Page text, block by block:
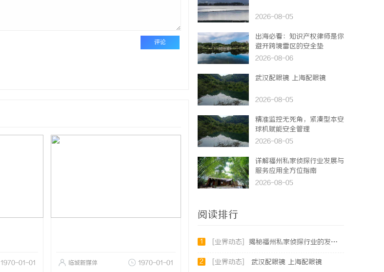
评论
1970-01-01 临城新媒体 1970-01-01
2026-08-05
出海必看：知识产权律师是你
避开跨境雷区的安全垫
2026-08-06
武汉配眼镜 上海配眼镜
2026-08-05
精准监控无死角，紧凑型本安
球机赋能安全管理
2026-08-05
详解福州私家侦探行业发展与
服务应用全方位指南
2026-08-05
阅读排行
1 [业界动态] 揭秘福州私家侦探行业的发展与应用现状
2 [业界动态] 武汉配眼镜 上海配眼镜